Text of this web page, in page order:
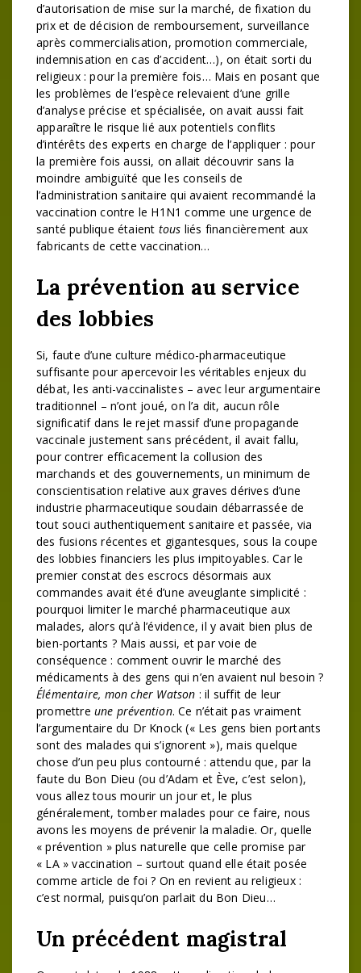
d’autorisation de mise sur la marché, de fixation du
prix et de décision de remboursement, surveillance
après commercialisation, promotion commerciale,
indemnisation en cas d’accident…), on était sorti du
religieux : pour la première fois… Mais en posant que
les problèmes de l’espèce relevaient d’une grille
d’analyse précise et spécialisée, on avait aussi fait
apparaître le risque lié aux potentiels conflits
d’intérêts des experts en charge de l’appliquer : pour
la première fois aussi, on allait découvrir sans la
moindre ambiguïté que les conseils de
l’administration sanitaire qui avaient recommandé la
vaccination contre le H1N1 comme une urgence de
santé publique étaient tous liés financièrement aux
fabricants de cette vaccination…
La prévention au service
des lobbies
Si, faute d’une culture médico-pharmaceutique
suffisante pour apercevoir les véritables enjeux du
débat, les anti-vaccinalistes – avec leur argumentaire
traditionnel – n’ont joué, on l’a dit, aucun rôle
significatif dans le rejet massif d’une propagande
vaccinale justement sans précédent, il avait fallu,
pour contrer efficacement la collusion des
marchands et des gouvernements, un minimum de
conscientisation relative aux graves dérives d’une
industrie pharmaceutique soudain débarrassée de
tout souci authentiquement sanitaire et passée, via
des fusions récentes et gigantesques, sous la coupe
des lobbies financiers les plus impitoyables. Car le
premier constat des escrocs désormais aux
commandes avait été d’une aveuglante simplicité :
pourquoi limiter le marché pharmaceutique aux
malades, alors qu’à l’évidence, il y avait bien plus de
bien-portants ? Mais aussi, et par voie de
conséquence : comment ouvrir le marché des
médicaments à des gens qui n’en avaient nul besoin ?
Élémentaire, mon cher Watson : il suffit de leur
promettre une prévention. Ce n’était pas vraiment
l’argumentaire du Dr Knock (« Les gens bien portants
sont des malades qui s’ignorent »), mais quelque
chose d’un peu plus contourné : attendu que, par la
faute du Bon Dieu (ou d’Adam et Ève, c’est selon),
vous allez tous mourir un jour et, le plus
généralement, tomber malades pour ce faire, nous
avons les moyens de prévenir la maladie. Or, quelle
« prévention » plus naturelle que celle promise par
« LA » vaccination – surtout quand elle était posée
comme article de foi ? On en revient au religieux :
c’est normal, puisqu’on parlait du Bon Dieu…
Un précédent magistral